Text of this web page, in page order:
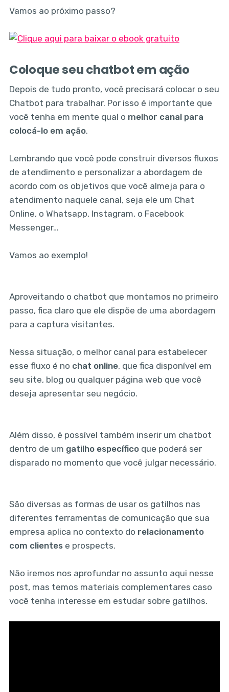
Vamos ao próximo passo?
Coloque seu chatbot em ação
Depois de tudo pronto, você precisará colocar o seu
Chatbot para trabalhar. Por isso é importante que
você tenha em mente qual o melhor canal para
colocá-lo em ação.
Lembrando que você pode construir diversos fluxos
de atendimento e personalizar a abordagem de
acordo com os objetivos que você almeja para o
atendimento naquele canal, seja ele um Chat
Online, o Whatsapp, Instagram, o Facebook
Messenger…
Vamos ao exemplo!
Aproveitando o chatbot que montamos no primeiro
passo, fica claro que ele dispõe de uma abordagem
para a captura visitantes.
Nessa situação, o melhor canal para estabelecer
esse fluxo é no chat online, que fica disponível em
seu site, blog ou qualquer página web que você
deseja apresentar seu negócio.
Além disso, é possível também inserir um chatbot
dentro de um gatilho específicoque poderá ser
disparado no momento que você julgar necessário.
São diversas as formas de usar os gatilhos nas
diferentes ferramentas de comunicação que sua
empresa aplica no contexto do relacionamento
com clientese prospects.
Não iremos nos aprofundar no assunto aqui nesse
post, mas temos materiais complementares caso
você tenha interesse em estudar sobre gatilhos.